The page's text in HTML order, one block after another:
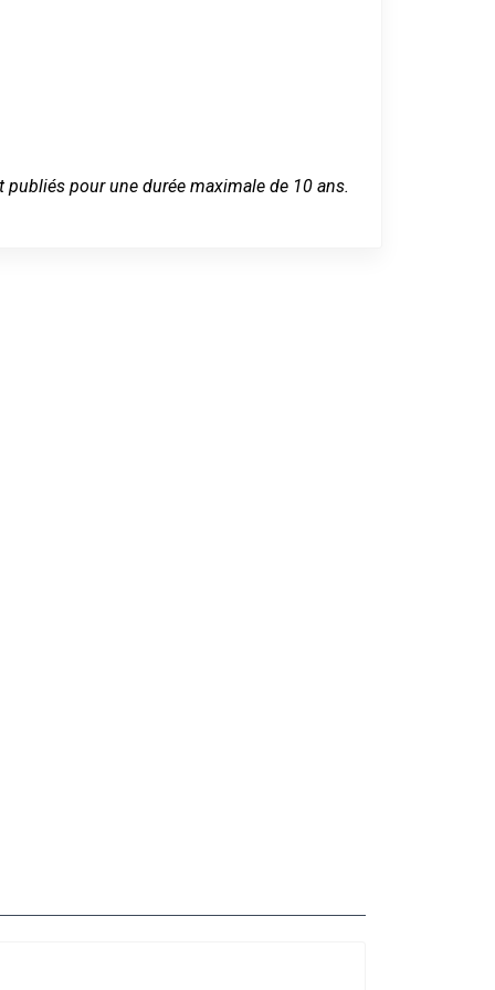
pour une durée maximale de 10 ans.